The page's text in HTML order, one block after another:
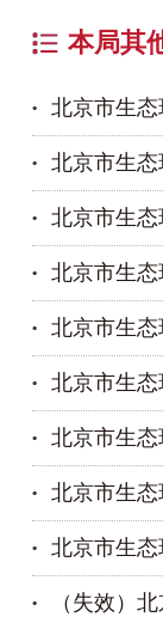
本局其
北京市生态
局关于开展
位碳排放检
北京市生态
境局关于征
北京市生态
境局关于印
收处理环境
北京市生态
境局关于做
放权交易有
北京市生态
局关于开展
的通告
北京市生态
境局关于印
境助力经济
北京市生态
境局等8部
建设工作方
北京市生态
局关于征集
北京市生态
局关于开展
（失效）